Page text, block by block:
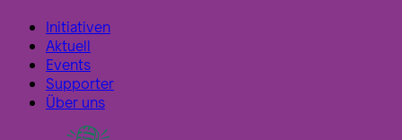
Initiativen
Aktuell
Events
Supporter
Über uns